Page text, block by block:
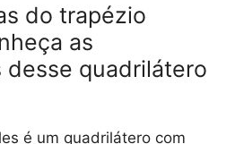
do trapézio
as
desse quadrilátero
é um quadrilátero com